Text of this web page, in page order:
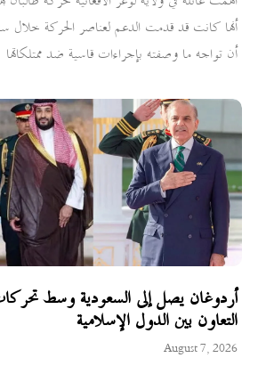
أنها كانت قد قدمت الدعم لعناصر الحركة خلال
أن تواجه ما وصفته بإجراءات قاسية ضد ممتلكاتها
أردوغان يصل إلى السعودية وسط
التعاون بين الدول الإسلامية
August 7, 2026